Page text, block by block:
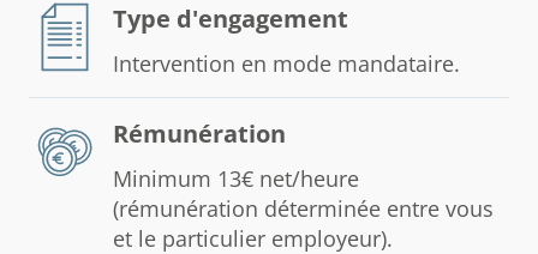
Type d'engagement
Intervention en mode mandataire.
Rémunération
Minimum 13€ net/heure
(rémunération déterminée entre vous
et le particulier employeur).